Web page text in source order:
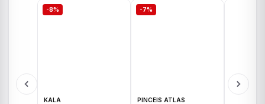
-8%
KALA
-7%
PINCEIS ATLAS